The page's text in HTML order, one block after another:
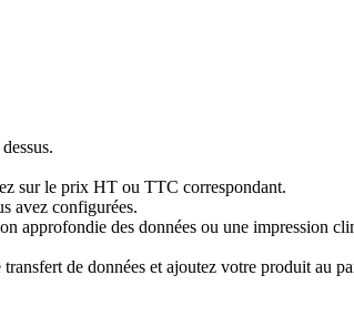
sur le prix HT ou TTC correspondant.
avez configurées.
approfondie des données ou une impression
de données et ajoutez votre produit au